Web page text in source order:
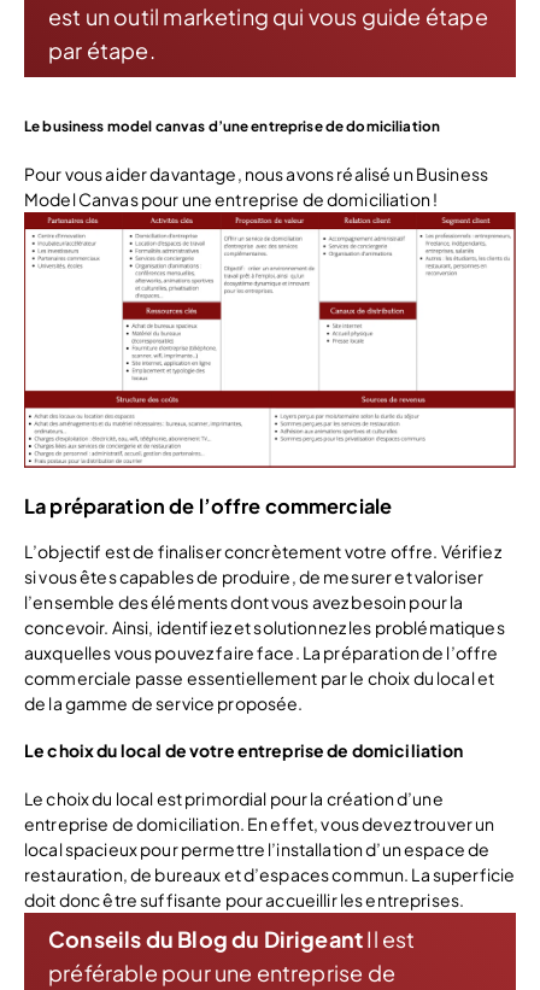
est un outil marketing qui vous guide étape
par étape.
Le business model canvas d’une entreprise de domiciliation
Pour vous aider davantage, nous avons réalisé un Business
Model Canvas pour une entreprise de domiciliation !
La préparation de l’offre commerciale
L’objectif est de finaliser concrètement votre offre. Vérifiez
si vous êtes capables de produire, de mesurer et valoriser
l’ensemble des éléments dont vous avez besoin pour la
concevoir. Ainsi, identifiez et solutionnez les problématiques
auxquelles vous pouvez faire face. La préparation de l’offre
commerciale passe essentiellement par le choix du local et
de la gamme de service proposée.
Le choix du local de votre entreprise de domiciliation
Le choix du local est primordial pour la création d’une
entreprise de domiciliation. En effet, vous devez trouver un
local spacieux pour permettre l’installation d’un espace de
restauration, de bureaux et d’espaces commun. La superficie
doit donc être suffisante pour accueillir les entreprises.
Conseils du Blog du DirigeantIl est
préférable pour une entreprise de